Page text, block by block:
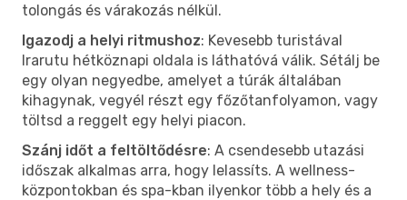
tolongás és várakozás nélkül.
Igazodj a helyi ritmushoz: Kevesebb turistával
Irarutu hétköznapi oldala is láthatóvá válik. Sétálj be
egy olyan negyedbe, amelyet a túrák általában
kihagynak, vegyél részt egy főzőtanfolyamon, vagy
töltsd a reggelt egy helyi piacon.
Szánj időt a feltöltődésre: A csendesebb utazási
időszak alkalmas arra, hogy lelassíts. A wellness-
központokban és spa-kban ilyenkor több a hely és a